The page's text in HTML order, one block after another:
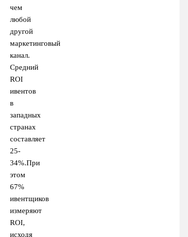
чем
любой
другой
маркетинговый
канал.
Средний
ROI
ивентов
в
западных
странах
составляет
25-
34%.При
этом
67%
ивентщиков
измеряют
ROI,
исходя